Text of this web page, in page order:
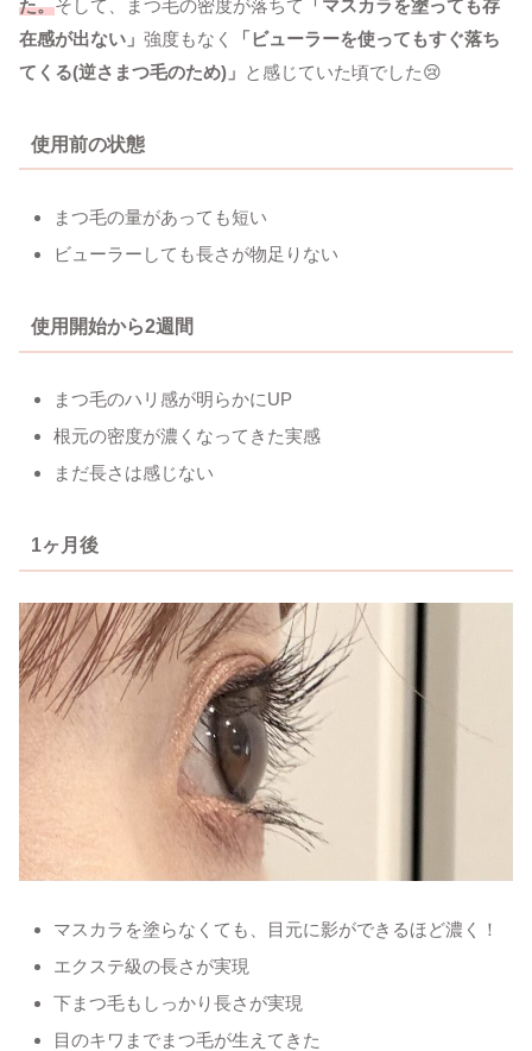
た。そして、まつ毛の密度が落ちて
「マスカラを塗っても存
在感が出ない」 強度もなく
「ビューラーを使ってもすぐ落ち
てくる(逆さまつ毛のため)」 と感じていた頃でした😢
使用前の状態
まつ毛の量があっても短い
ビューラーしても長さが物足りない
使用開始から2週間
まつ毛のハリ感が明らかにUP
根元の密度が濃くなってきた実感
まだ長さは感じない
1ヶ月後
マスカラを塗らなくても、目元に影ができるほど濃く！
エクステ級の長さが実現
下まつ毛もしっかり長さが実現
目のキワまでまつ毛が生えてきた